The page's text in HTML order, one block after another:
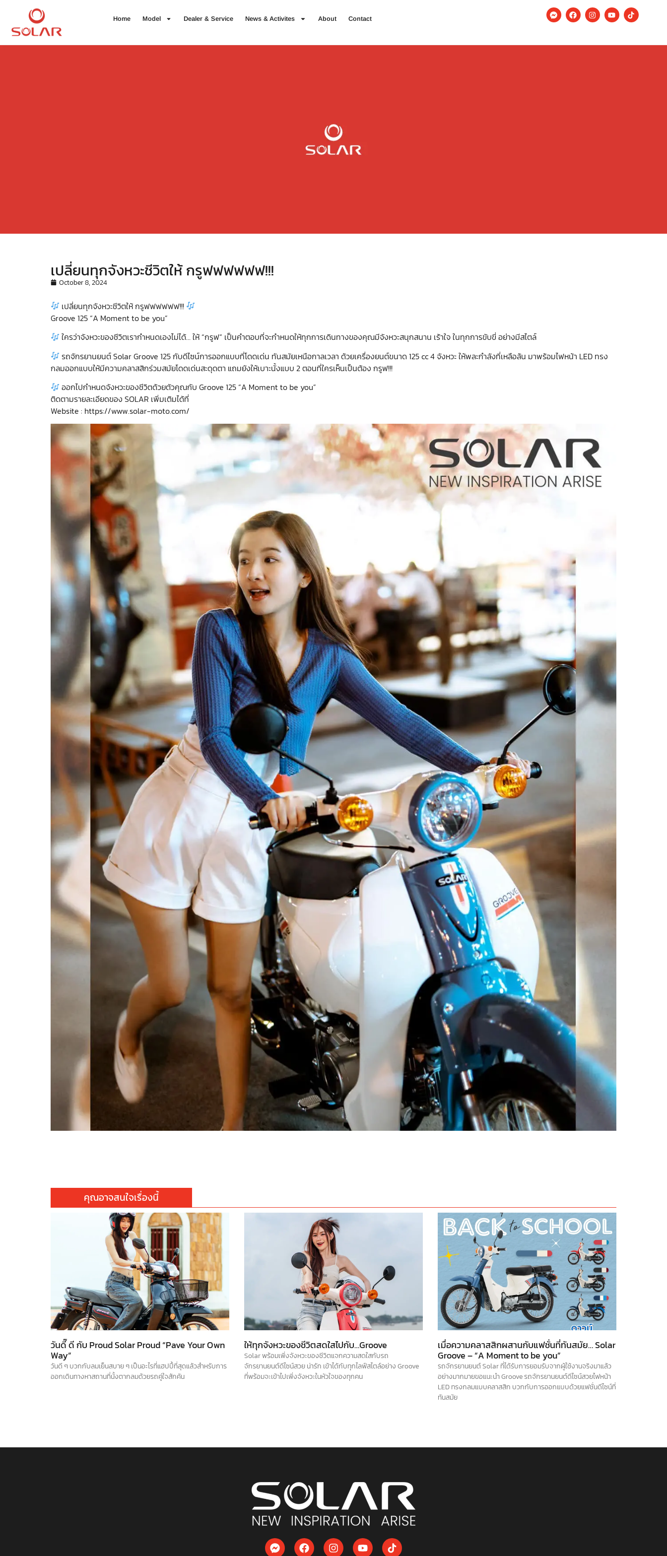
Home Model Dealer & Service News & Activites About Contact
เปลี่ยนทุกจังหวะชีวิตให้ กรูฟฟฟฟฟฟ!!!
October 8, 2024
เปลี่ยนทุกจังหวะชีวิตให้ กรูฟฟฟฟฟฟ!!!
Groove 125 “A Moment to be you”
ใครว่าจังหวะของชีวิตเรากำหนดเองไม่ได้… ให้ “กรูฟ” เป็นคำตอบที่จะกำหนดให้ทุกการเดินทางของคุณมีจังหวะสนุกสนาน เร้าใจ ในทุกการขับขี่ อย่างมีสไตล์
รถจักรยานยนต์ Solar Groove 125 กับดีไซน์การออกแบบที่โดดเด่น ทันสมัยเหนือกาลเวลา ด้วยเครื่องยนต์ขนาด 125 cc 4 จังหวะ ให้พละกำลังที่เหลือล้น มาพร้อมไฟหน้า LED ทรง
กลมออกแบบให้มีความคลาสสิกร่วมสมัยโดดเด่นสะดุดตา แถมยังให้เบาะนั้งแบบ 2 ตอนที่ใครเห็นเป็นต้อง กรูฟ!!!
ออกไปกำหนดจังหวะของชีวิตด้วยตัวคุณกับ Groove 125 “A Moment to be you”
ติดตามรายละเอียดของ SOLAR เพิ่มเติมได้ที่
Website : https://www.solar-moto.com/
คุณอาจสนใจเรื่องนี้
วันดี๊ ดี กับ Proud Solar Proud “Pave Your Own
Way”
วันดี ๆ บวกกับลมเย็นสบาย ๆ เป็นอะไรที่แฮปปี้ที่สุดแล้วสำหรับการ
ออกเดินทางหาสถานที่นั้งตากลมด้วยรถคู่ใจสักคัน
ให้ทุกจังหวะของชีวิตสดใสไปกับ…Groove
Solar พร้อมเพิ่งจังหวะของชีวิตแจกความสดใสกับรถ
จักรยานยนต์ดีไซน์สวย น่ารัก เข้าได้กับทุกไลฟ์สไตล์อย่าง Groove
ที่พร้อมจะเข้าไปเพิ่งจังหวะในหัวใจของทุกคน
เมื่อความคลาสสิกผสานกับแฟชั่นที่ทันสมัย… Solar
Groove – “A Moment to be you”
รถจักรยานยนต์ Solar ที่ได้รับการยอมรับจากผู้ใช้งานจริงมาแล้ว
อย่างมากมายขอแนะนำ Groove รถจักรยานยนต์ดีไซน์สวยไฟหน้า
LED ทรงกลมแบบคลาสสิก บวกกับการออกแบบด้วยแฟชั่นดีไซน์ที่
ทันสมัย